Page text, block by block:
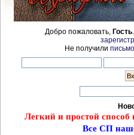
Добро пожаловать, Гость
Не получили
Легкий и простой
Все СП